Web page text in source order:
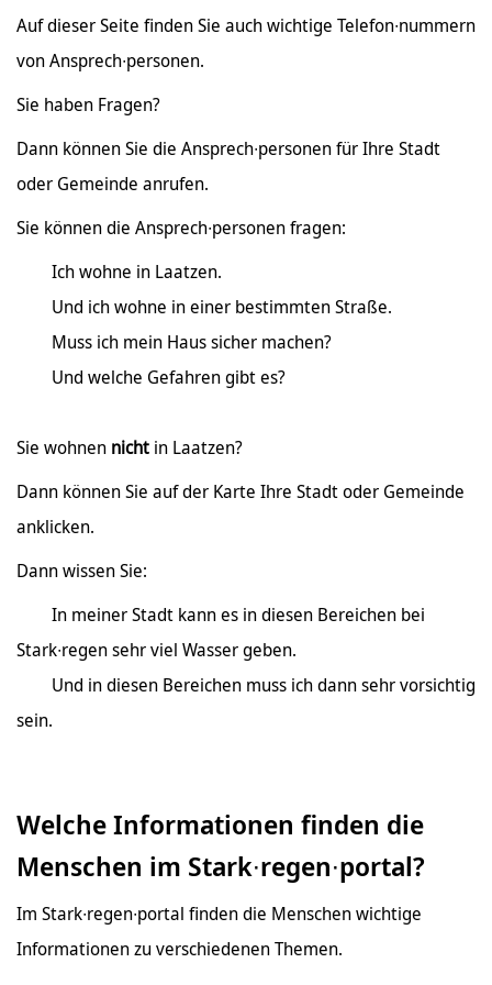
Auf dieser Seite finden Sie auch wichtige Telefon∙nummern
von Ansprech∙personen.
Sie haben Fragen?
Dann können Sie die Ansprech∙personen für Ihre Stadt
oder Gemeinde anrufen.
Sie können die Ansprech∙personen fragen:
Ich wohne in Laatzen.
Und ich wohne in einer bestimmten Straße.
Muss ich mein Haus sicher machen?
Und welche Gefahren gibt es?
Sie wohnen nicht in Laatzen?
Dann können Sie auf der Karte Ihre Stadt oder Gemeinde
anklicken.
Dann wissen Sie:
In meiner Stadt kann es in diesen Bereichen bei
Stark∙regen sehr viel Wasser geben.
Und in diesen Bereichen muss ich dann sehr vorsichtig
sein.
Welche Informationen finden die
Menschen im Stark∙regen∙portal?
Im Stark∙regen∙portal finden die Menschen wichtige
Informationen zu verschiedenen Themen.